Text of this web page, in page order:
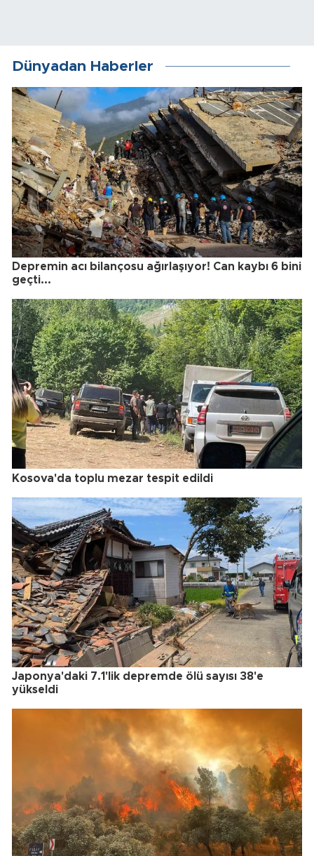
Dünyadan Haberler
Depremin acı bilançosu ağırlaşıyor! Can kaybı 6 bini
geçti...
Kosova'da toplu mezar tespit edildi
Japonya'daki 7.1'lik depremde ölü sayısı 38'e
yükseldi